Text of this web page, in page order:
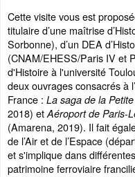
Cette visite vous est
titulaire d’une maîtrise
Sorbonne), d’un DEA
(CNAM/EHESS/Paris IV et
d'Histoire à l'université
deux ouvrages consacrés à
France : La saga de la
2018) etAéroport de Paris-
(Amarena, 2019). Il fait
de l’Air et de l’Espace
et s'implique dans
patrimoine ferroviaire